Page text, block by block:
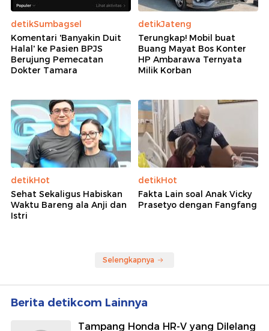
detikSumbagsel
Komentari 'Banyakin Duit
Halal' ke Pasien BPJS
Berujung Pemecatan
Dokter Tamara
detikJateng
Terungkap! Mobil buat
Buang Mayat Bos Konter
HP Ambarawa Ternyata
Milik Korban
detikHot
Sehat Sekaligus Habiskan
Waktu Bareng ala Anji dan
Istri
detikHot
Fakta Lain soal Anak Vicky
Prasetyo dengan Fangfang
Selengkapnya
Berita detikcom Lainnya
Tampang Honda HR-V yang Dilelang